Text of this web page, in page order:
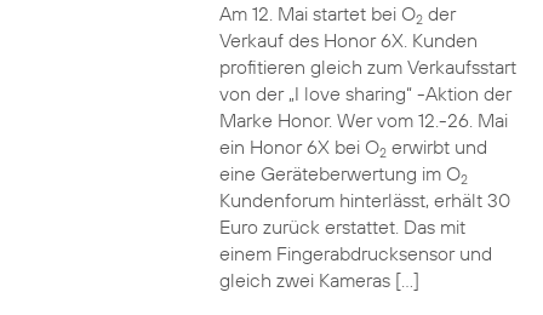
Am 12. Mai startet bei O2der
Verkauf des Honor 6X. Kunden
profitieren gleich zum Verkaufsstart
von der „I love sharing“ -Aktion der
Marke Honor. Wer vom 12.-26. Mai
ein Honor 6X bei O2erwirbt und
eine Geräteberwertung im O2
Kundenforum hinterlässt, erhält 30
Euro zurück erstattet. Das mit
einem Fingerabdrucksensor und
gleich zwei Kameras […]